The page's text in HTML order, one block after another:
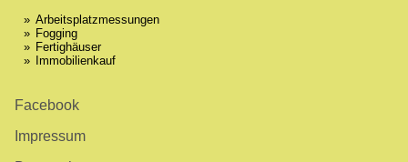
Arbeitsplatzmessungen
Fogging
Fertighäuser
Immobilienkauf
Facebook
Impressum